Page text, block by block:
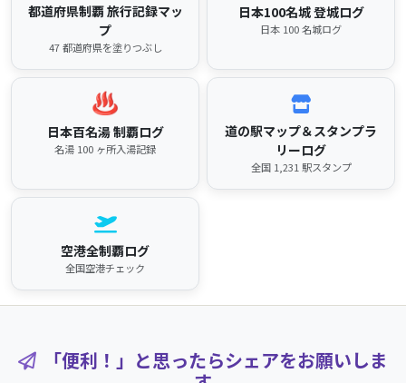
都道府県制覇 旅行記録マッ
プ
47 都道府県を塗りつぶし
日本100名城 登城ログ
日本 100 名城ログ
♨
日本百名湯 制覇ログ
名湯 100 ヶ所入湯記録
道の駅マップ＆スタンプラ
リーログ
全国 1,231 駅スタンプ
空港全制覇ログ
全国空港チェック
「便利！」と思ったらシェアをお願いしま